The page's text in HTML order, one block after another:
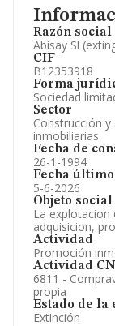
Razón social
Abisay Sl
CIF
B12353918
Forma
Sociedad
Sector
Construcción y
inmobiliarias
Fecha de
26-1-1994
Fecha
5-6-2026
Objeto social
La explotacion
adquisicion,
Actividad
Promoción
Actividad
6811 -
propia
Estado de la
Extinción